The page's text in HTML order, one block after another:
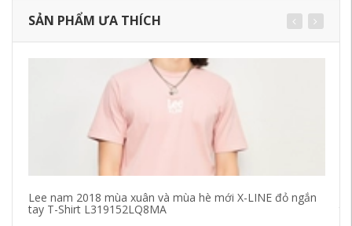
SẢN PHẨM ƯA THÍCH
Lee nam 2018 mùa xuân và mùa hè mới X-LINE đỏ ngắn
tay T-Shirt L319152LQ8MA